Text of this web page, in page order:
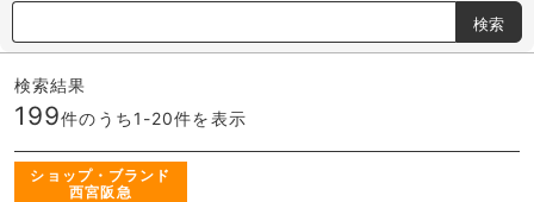
検索
検索結果
199件のうち1-20件を表示
ショップ・ブランド
西宮阪急